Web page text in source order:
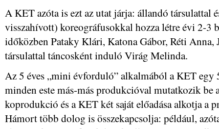
A KET azóta is ezt az utat járja: állandó társulattal
visszahívott) koreográfusokkal hozza létre évi 2-3
időközben Pataky Klári, Katona Gábor, Réti Anna,
társulattal táncosként induló Virág Melinda.
Az 5 éves „mini évforduló” alkalmából a KET egy
minden este más-más produkcióval mutatkozik be
koprodukció és a KET két saját előadása alkotja a
Hámort több dolog is összekapcsolja: például,